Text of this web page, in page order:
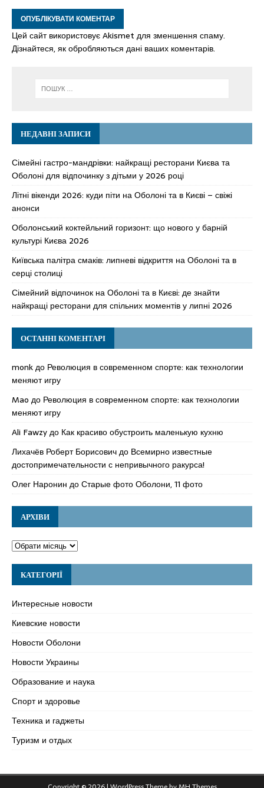
Цей сайт використовує Akismet для зменшення спаму.
Дізнайтеся, як обробляються дані ваших коментарів.
НЕДАВНІ ЗАПИСИ
Сімейні гастро-мандрівки: найкращі ресторани Києва та
Оболоні для відпочинку з дітьми у 2026 році
Літні вікенди 2026: куди піти на Оболоні та в Києві – свіжі
анонси
Оболонський коктейльний горизонт: що нового у барній
культурі Києва 2026
Київська палітра смаків: липневі відкриття на Оболоні та в
серці столиці
Сімейний відпочинок на Оболоні та в Києві: де знайти
найкращі ресторани для спільних моментів у липні 2026
ОСТАННІ КОМЕНТАРІ
monkдо Революция в современном спорте: как технологии
меняют игру
Mao до Революция в современном спорте: как технологии
меняют игру
Ali Fawzyдо Как красиво обустроить маленькую кухню
Лихачёв Роберт Борисовичдо Всемирно известные
достопримечательности с непривычного ракурса!
Олег Наронин доСтарые фото Оболони, 11 фото
АРХІВИ
КАТЕГОРІЇ
Интересные новости
Киевские новости
Новости Оболони
Новости Украины
Образование и наука
Спорт и здоровье
Техника и гаджеты
Туризм и отдых